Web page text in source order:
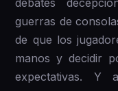
debates
guerras de
de que los
manos y decidir
expectativas. Y